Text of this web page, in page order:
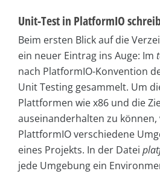
Unit-Test in PlatformIO
Beim ersten Blick auf die
ein neuer Eintrag ins Auge: Im
nach PlatformIO-Konvention
Unit Testing gesammelt. Um
Plattformen wie x86 und die
auseinanderhalten zu
PlattformIO verschiedene
eines Projekts. In der Datei
jede Umgebung ein